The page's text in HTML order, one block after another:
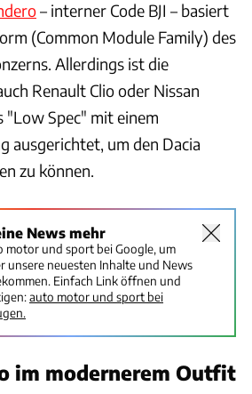
– interner Code BJI – basiert
(Common Module Family) des
Allerdings ist die
Renault Clio oder Nissan
"Low Spec" mit einem
ausgerichtet, um den Dacia
zu können.
News mehr
motor und sport bei Google, um
unsere neuesten Inhalte und News
Einfach Link öffnen und
auto motor und sport bei
im modernerem Outfit